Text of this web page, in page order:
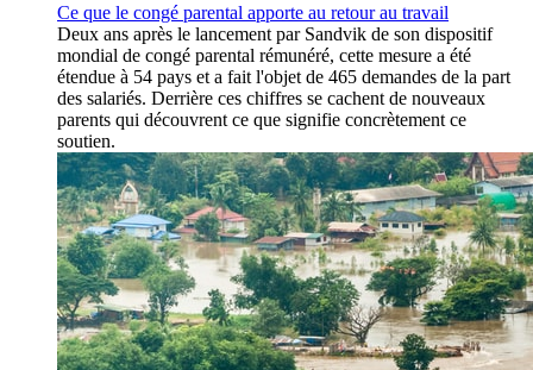
Ce que le congé parental apporte au retour au travail
Deux ans après le lancement par Sandvik de son dispositif
mondial de congé parental rémunéré, cette mesure a été
étendue à 54 pays et a fait l'objet de 465 demandes de la part
des salariés. Derrière ces chiffres se cachent de nouveaux
parents qui découvrent ce que signifie concrètement ce
soutien.